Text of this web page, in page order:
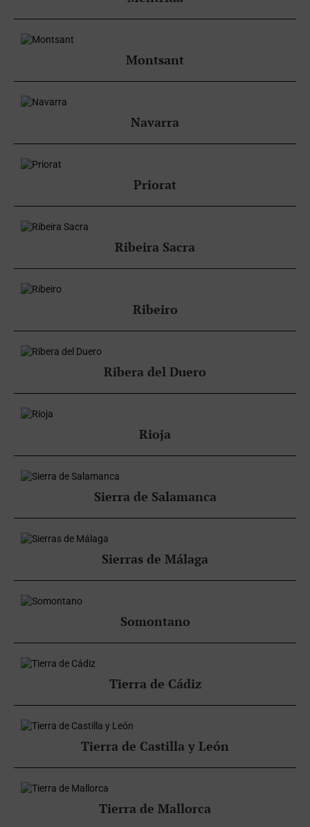
Montsant
Navarra
Priorat
Ribeira Sacra
Ribeiro
Ribera del Duero
Rioja
Sierra de Salamanca
Sierras de Málaga
Somontano
Tierra de Cádiz
Tierra de Castilla y León
Tierra de Mallorca